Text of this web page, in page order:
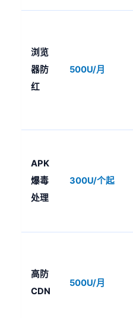
浏览
器防
红
500U/月
APK
爆毒
处理
300U/个起
高防
CDN
500U/月